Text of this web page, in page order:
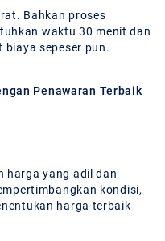
Bahkan proses
waktu 30 menit dan
biaya sepeser pun.
Penawaran Terbaik
harga yang adil dan
kondisi,
harga terbaik